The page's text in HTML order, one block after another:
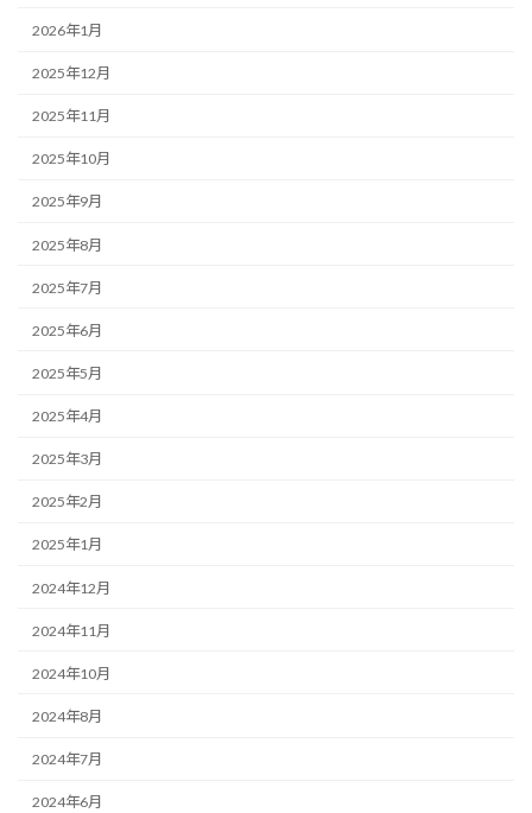
2026年1月
2025年12月
2025年11月
2025年10月
2025年9月
2025年8月
2025年7月
2025年6月
2025年5月
2025年4月
2025年3月
2025年2月
2025年1月
2024年12月
2024年11月
2024年10月
2024年8月
2024年7月
2024年6月